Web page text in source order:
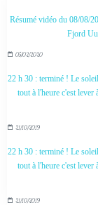
Résumé vidéo du 08/08/
Fjord
05/02/2020
22 h 30 : terminé ! Le
tout à l'heure c'est
21/10/2019
22 h 30 : terminé ! Le
tout à l'heure c'est
21/10/2019